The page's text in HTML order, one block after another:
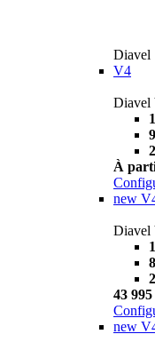
Diavel
V4
Diavel
À
new
Diavel
43 995
new